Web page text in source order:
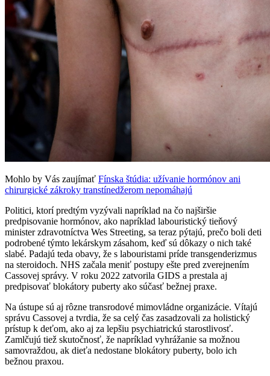
Mohlo by Vás zaujímať Fínska štúdia: užívanie hormónov ani
chirurgické zákroky transtínedžerom nepomáhajú
Politici, ktorí predtým vyzývali napríklad na čo najširšie
predpisovanie hormónov, ako napríklad labouristický tieňový
minister zdravotníctva Wes Streeting, sa teraz pýtajú, prečo boli deti
podrobené týmto lekárskym zásahom, keď sú dôkazy o nich také
slabé. Padajú teda obavy, že s labouristami príde transgenderizmus
na steroidoch. NHS začala meniť postupy ešte pred zverejnením
Cassovej správy. V roku 2022 zatvorila GIDS a prestala aj
predpisovať blokátory puberty ako súčasť bežnej praxe.
Na ústupe sú aj rôzne transrodové mimovládne organizácie. Vítajú
správu Cassovej a tvrdia, že sa celý čas zasadzovali za holistický
prístup k deťom, ako aj za lepšiu psychiatrickú starostlivosť.
Zamlčujú tiež skutočnosť, že napríklad vyhrážanie sa možnou
samovraždou, ak dieťa nedostane blokátory puberty, bolo ich
bežnou praxou.